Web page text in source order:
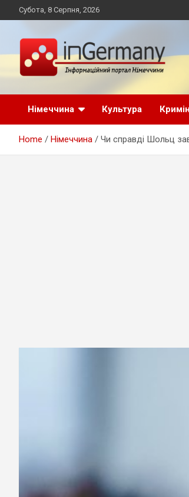
to
Субота, 8 Серпня, 2026
inGermany.net
інформаційний
портал в
Німеччини, українці в Німеччині
Німеччина
Культура
Home Німеччина Чи справді Шольц